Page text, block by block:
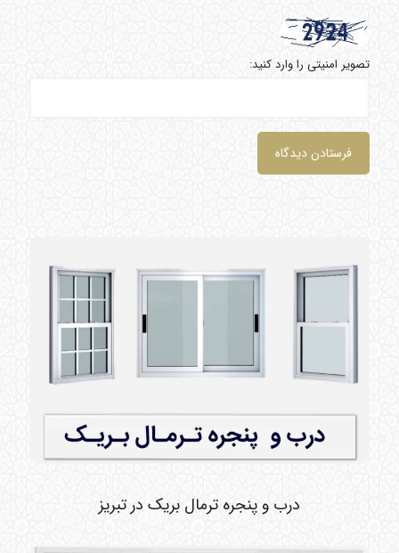
تصویر امنیتی را وارد کنید:
درب و پنجره ترمال بریک در تبریز